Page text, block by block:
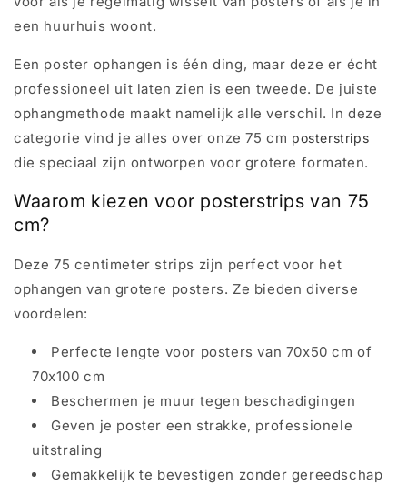
een huurhuis woont.
Een poster ophangen is één ding, maar deze er écht
professioneel uit laten zien is een tweede. De juiste
ophangmethode maakt namelijk alle verschil. In deze
categorie vind je alles over onze 75 cm posterstrips
die speciaal zijn ontworpen voor grotere formaten.
Waarom kiezen voor posterstrips van 75
cm?
Deze 75 centimeter strips zijn perfect voor het
ophangen van grotere posters. Ze bieden diverse
voordelen:
Perfecte lengte voor posters van 70x50 cm of
70x100 cm
Beschermen je muur tegen beschadigingen
Geven je poster een strakke, professionele
uitstraling
Gemakkelijk te bevestigen zonder gereedschap